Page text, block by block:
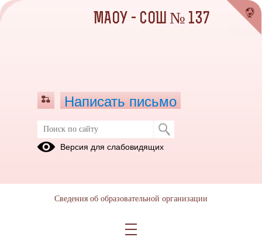
Профилактика терроризма,
минимизация и (или) ликвидация
Нормативные
МАОУ - СОШ № 137
Написать письмо
Версия для слабовидящих
Сведения об образовательной организации